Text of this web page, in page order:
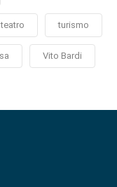
teatro turismo
Vito Bardi